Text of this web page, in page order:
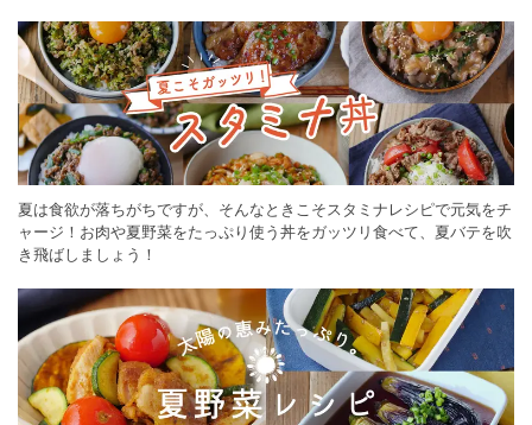
夏は食欲が落ちがちですが、そんなときこそスタミナレシピで元気をチ
ャージ！お肉や夏野菜をたっぷり使う丼をガッツリ食べて、夏バテを吹
き飛ばしましょう！